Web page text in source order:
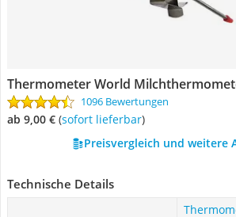
Thermometer World
1096 Bewertungen
ab 9,00 € ( Sofort lieferbar)
Preisvergleich und weitere
Technische Details